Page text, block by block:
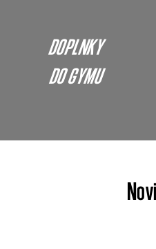
DOPLNKY
DO GYMU